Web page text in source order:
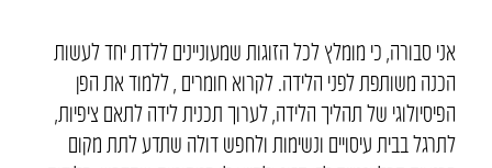
אני סבורה, כי מומלץ לכל הזוגות שמעוניינים ללדת יחד לעשות
הכנה משותפת לפני הלידה. לקרוא חומרים , ללמוד את הפן
הפיסיולוגי של תהליך הלידה, לערוך תכנית לידה לתאם ציפיות,
לתרגל בבית עיסויים ונשימות ולחפש דולה שתדע לתת מקום